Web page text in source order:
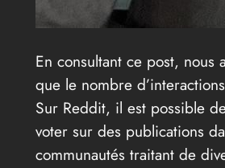
En consultant ce post, nous
que le nombre
Sur Reddit, il est possible
voter sur des publications
communautés traitant de